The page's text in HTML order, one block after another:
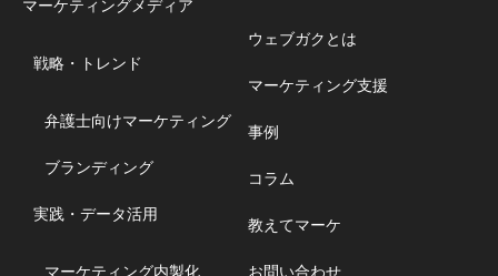
マーケティングメディア
戦略・トレンド
弁護士向けマーケティング
ブランディング
実践・データ活用
マーケティング内製化
ウェブガクとは
マーケティング支援
事例
コラム
教えてマーケ
お問い合わせ